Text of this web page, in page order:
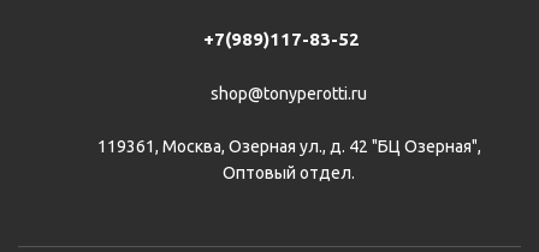
+7(989)117-83-52
shop@tonyperotti.ru
119361, Москва, Озерная ул., д. 42 "БЦ Озерная",
Оптовый отдел.